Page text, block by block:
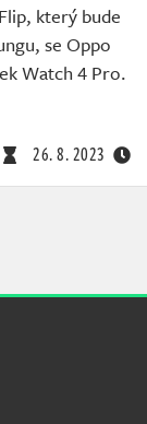
který bude
se Oppo
Watch 4 Pro.
26. 8. 2023